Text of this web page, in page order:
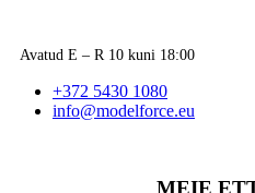
Avatud E – R 10 kuni 18:00
+372 5430 1080
info@modelforce.eu
MEIE